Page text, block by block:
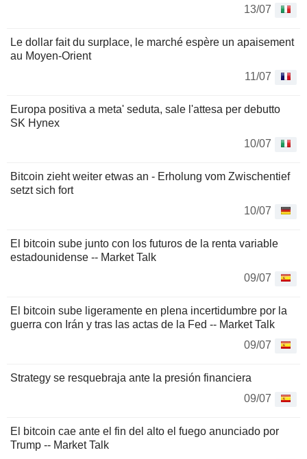
13/07
Le dollar fait du surplace, le marché espère un apaisement
au Moyen-Orient
11/07
Europa positiva a meta' seduta, sale l'attesa per debutto
SK Hynex
10/07
Bitcoin zieht weiter etwas an - Erholung vom Zwischentief
setzt sich fort
10/07
El bitcoin sube junto con los futuros de la renta variable
estadounidense -- Market Talk
09/07
El bitcoin sube ligeramente en plena incertidumbre por la
guerra con Irán y tras las actas de la Fed -- Market Talk
09/07
Strategy se resquebraja ante la presión financiera
09/07
El bitcoin cae ante el fin del alto el fuego anunciado por
Trump -- Market Talk